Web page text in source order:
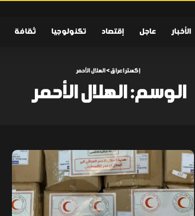
الأخبار عاجل إقتصاد تكنولوجيا ثقافة
إكسترا عراق>الهلال الأحمر
الوسم:الهلال الأحمر